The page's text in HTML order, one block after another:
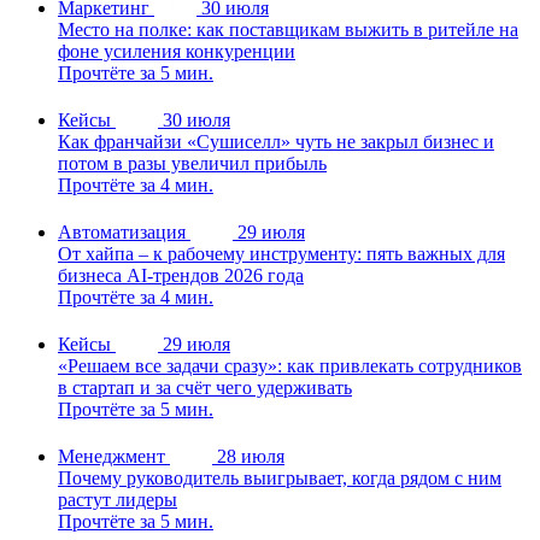
Маркетинг
30 июля
Место на полке: как поставщикам выжить в ритейле на
фоне усиления конкуренции
Прочтёте за 5 мин.
Кейсы
30 июля
Как франчайзи «Сушиселл» чуть не закрыл бизнес и
потом в разы увеличил прибыль
Прочтёте за 4 мин.
Автоматизация
29 июля
От хайпа – к рабочему инструменту: пять важных для
бизнеса AI-трендов 2026 года
Прочтёте за 4 мин.
Кейсы
29 июля
«Решаем все задачи сразу»: как привлекать сотрудников
в стартап и за счёт чего удерживать
Прочтёте за 5 мин.
Менеджмент
28 июля
Почему руководитель выигрывает, когда рядом с ним
растут лидеры
Прочтёте за 5 мин.